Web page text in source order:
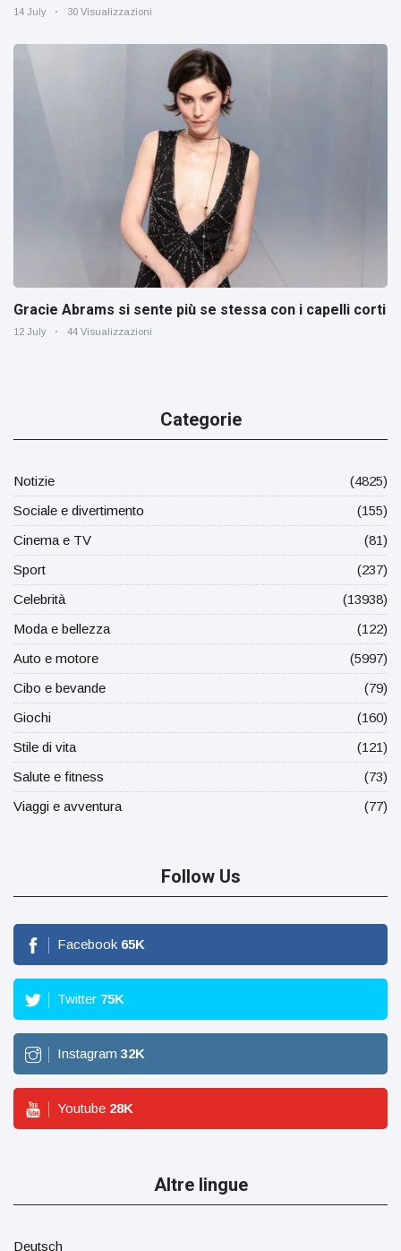
14 July 30 Visualizzazioni
Gracie Abrams si sente più se stessa con i capelli corti
12 July 44 Visualizzazioni
Categorie
Notizie
(4825)
Sociale e divertimento
(155)
Cinema e TV
(81)
Sport
(237)
Celebrità
(13938)
Moda e bellezza
(122)
Auto e motore
(5997)
Cibo e bevande
(79)
Giochi
(160)
Stile di vita
(121)
Salute e fitness
(73)
Viaggi e avventura
(77)
Follow Us
Facebook 65K
Twitter 75K
Instagram 32K
Youtube 28K
Altre lingue
Deutsch